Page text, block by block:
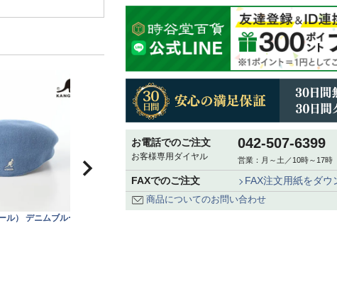
ル） デニムブルー
お電話でのご注文
お客様専用ダイヤル
042-507-6399
営業：月～土／10時～17
FAXでのご注文 FAX注文用紙をダウ
商品についてのお問い合わせ